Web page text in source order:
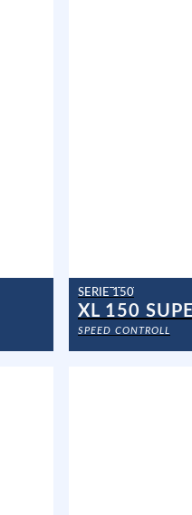
SERIE 150
XL 150
SPEED CONTROLL